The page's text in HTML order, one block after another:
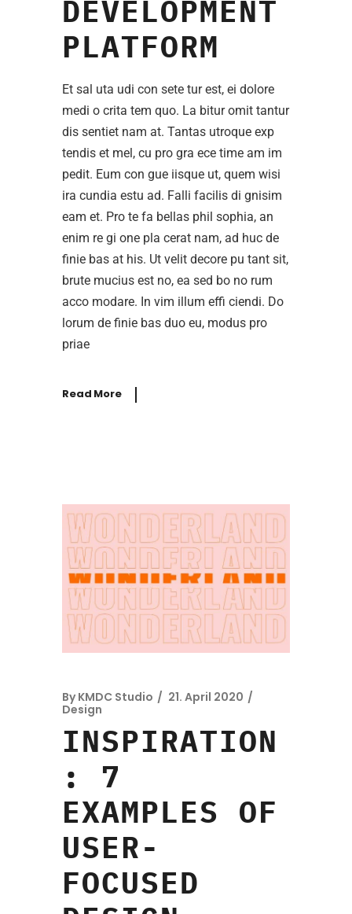
DEVELOPMENT
PLATFORM
Et sal uta udi con sete tur est, ei dolore
medi o crita tem quo. La bitur omit tantur
dis sentiet nam at. Tantas utroque exp
tendis et mel, cu pro gra ece time am im
pedit. Eum con gue iisque ut, quem wisi
ira cundia estu ad. Falli facilis di gnisim
eam et. Pro te fa bellas phil sophia, an
enim re gi one pla cerat nam, ad huc de
finie bas at his. Ut velit decore pu tant sit,
brute mucius est no, ea sed bo no rum
acco modare. In vim illum effi ciendi. Do
lorum de finie bas duo eu, modus pro
priae
Read More
By KMDC Studio
21. April 2020
Design
INSPIRATION
: 7
EXAMPLES OF
USER-
FOCUSED